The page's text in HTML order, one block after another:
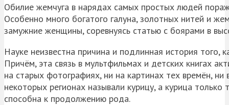
Обилие жемчуга в нарядах самых простых людей
Особенно много богатого галуна, золотных нитей и
замужние женщины, соревнуясь статью с боярами в
Науке неизвестна причина и подлинная история того,
Причём, эта связь в мультфильмах и детских книгах
на старых фотографиях, ни на картинах тех времён,
некоторых регионах называли курицу, а курица
способна к продолжению рода.